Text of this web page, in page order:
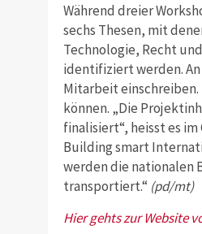
Während dreier
sechs Thesen, mit
Technologie, Recht
identifiziert werden.
Mitarbeit
können. „Die
finalisiert“, heisst es
Building smart
werden die nationalen
transportiert.“ (pd/mt)
Hier gehts zur Website